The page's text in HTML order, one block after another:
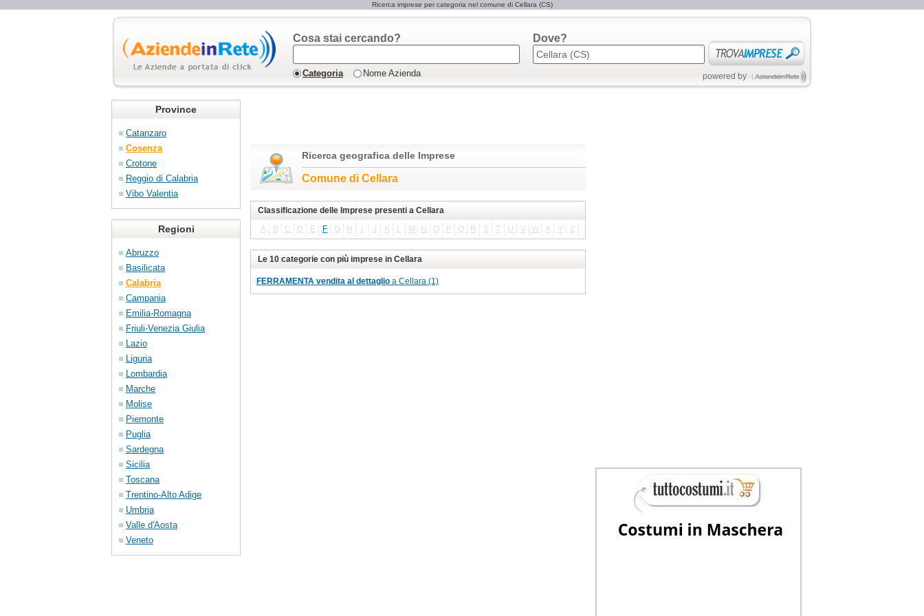
Ricerca imprese per categoria nel comune di Cellara (CS)
Cosa stai cercando?
Categoria Nome Azienda
Dove?
powered by
Province
Catanzaro
Cosenza
Crotone
Reggio di Calabria
Vibo Valentia
Regioni
Abruzzo
Basilicata
Calabria
Campania
Emilia-Romagna
Friuli-Venezia Giulia
Lazio
Liguria
Lombardia
Marche
Molise
Piemonte
Puglia
Sardegna
Sicilia
Toscana
Trentino-Alto Adige
Umbria
Valle d'Aosta
Veneto
Ricerca geografica delle Imprese
Comune di Cellara
Classificazione delle Imprese presenti a Cellara
A
B C D E F G H J K L M N O P Q R S T U V W X Y Z
Le 10 categorie con più imprese in Cellara
FERRAMENTA vendita al dettaglio a Cellara (1)